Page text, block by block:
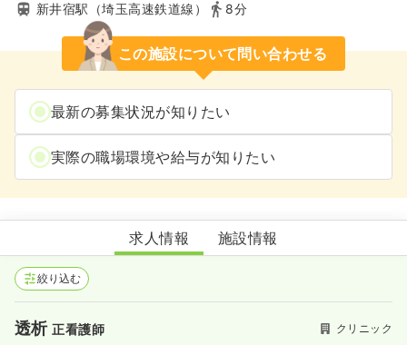
新井宿駅（埼玉高速鉄道線）
8分
この施設について問い合わせる
最新の募集状況が知りたい
実際の職場環境や給与が知りたい
かわぐち新井宿透析クリニック
求人情報 施設情報
絞り込む
透析正看護師 クリニック